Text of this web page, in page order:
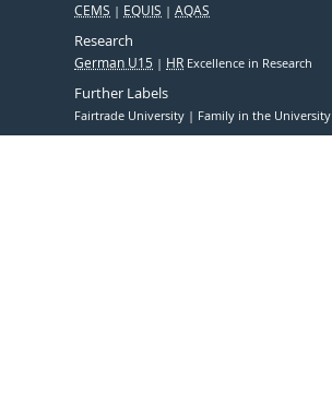
CEMS EQUIS AQAS
Research
German U15 HR Excellence in Research
Further Labels
Fairtrade University Family in the University